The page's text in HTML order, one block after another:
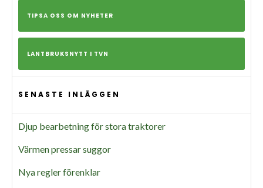
TIPSA OSS OM NYHETER
LANTBRUKSNYTT I TVN
SENASTE INLÄGGEN
Djup bearbetning för stora traktorer
Värmen pressar suggor
Nya regler förenklar